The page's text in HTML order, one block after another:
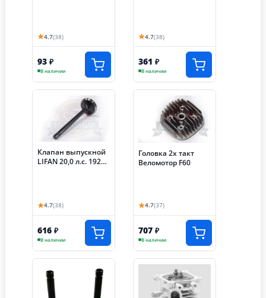
★4.7(38)
93 ₽
В наличии
★4.7(38)
361 ₽
В наличии
Клапан выпускной
LIFAN 20,0 л.с. 192F-
★4.7(38)
616 ₽
В наличии
Головка 2х такт
Веломотор F60
★4.7(37)
707 ₽
В наличии